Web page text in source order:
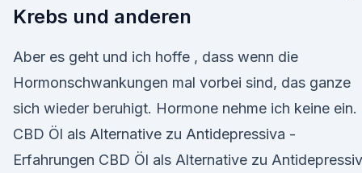
Krebs und anderen
Aber es geht und ich hoffe , dass wenn die
Hormonschwankungen mal vorbei sind, das ganze
sich wieder beruhigt. Hormone nehme ich keine ein.
CBD Öl als Alternative zu Antidepressiva -
Erfahrungen CBD Öl als Alternative zu